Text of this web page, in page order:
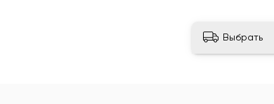
Выбрать